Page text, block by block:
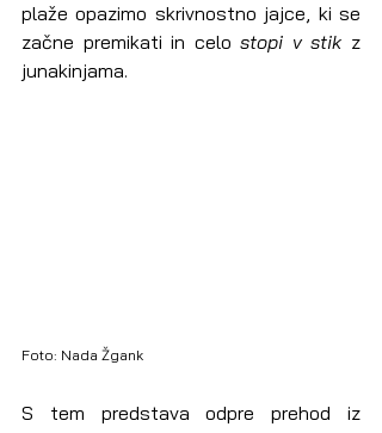
plaže opazimo skrivnostno jajce, ki se
začne premikati in celo stopi v stik z
junakinjama.
Foto: Nada Žgank
S tem predstava odpre prehod iz